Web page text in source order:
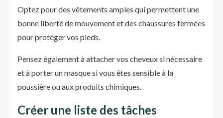
Optez pour des vêtements amples qui permettent une
bonne liberté de mouvement et des chaussures fermées
pour protéger vos pieds.
Pensez également à attacher vos cheveux si nécessaire
et à porter un masque si vous êtes sensible à la
poussière ou aux produits chimiques.
Créer une liste des tâches